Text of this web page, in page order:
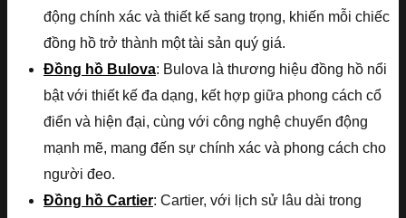
động chính xác và thiết kế sang trọng, khiến mỗi chiếc
đồng hồ trở thành một tài sản quý giá.
Đồng hồ Bulova: Bulova là thương hiệu đồng hồ nổi
bật với thiết kế đa dạng, kết hợp giữa phong cách cổ
điển và hiện đại, cùng với công nghệ chuyển động
mạnh mẽ, mang đến sự chính xác và phong cách cho
người đeo.
Đồng hồ Cartier: Cartier, với lịch sử lâu dài trong